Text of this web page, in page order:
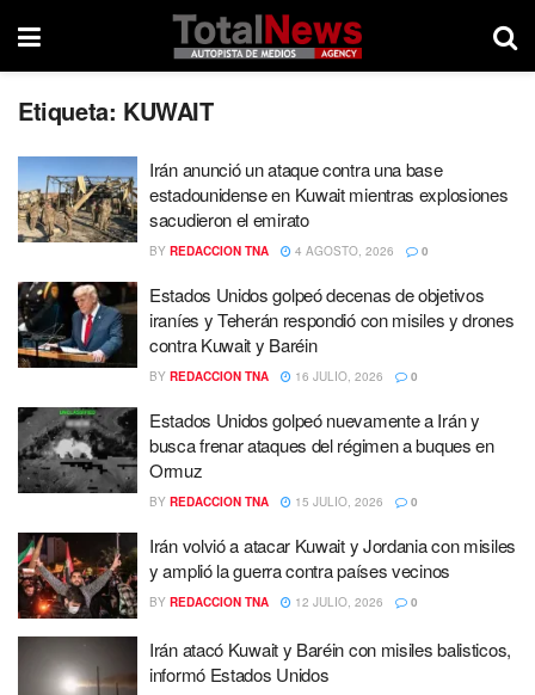
Etiqueta: KUWAIT
Irán anunció un ataque contra una base
estadounidense en Kuwait mientras explosiones
sacudieron el emirato
BY REDACCION TNA 4 AGOSTO, 2026 0
Estados Unidos golpeó decenas de objetivos
iraníes y Teherán respondió con misiles y drones
contra Kuwait y Baréin
BY REDACCION TNA 16 JULIO, 2026 0
Estados Unidos golpeó nuevamente a Irán y
busca frenar ataques del régimen a buques en
Ormuz
BY REDACCION TNA 15 JULIO, 2026 0
Irán volvió a atacar Kuwait y Jordania con misiles
y amplió la guerra contra países vecinos
BY REDACCION TNA 12 JULIO, 2026 0
Irán atacó Kuwait y Baréin con misiles balisticos,
informó Estados Unidos